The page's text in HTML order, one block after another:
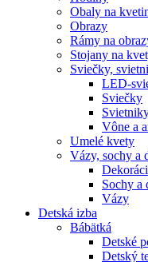
Obaly na
Obrazy
Rámy na
Stojany na
Sviečky,
LED-
Sviečky
Vône a
Umelé kvety
Vázy, sochy a
Sochy a
Vázy
Detská izba
Bábätká
Detské
Detský